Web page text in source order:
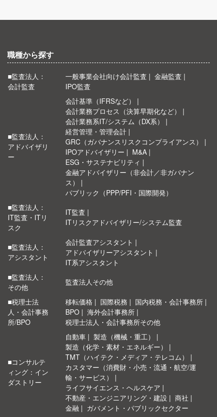
職種から探す
■監査法人：
会計監査
一般事業会社向け会計監査
金融監査
IPO監査
■監査法人：
アドバイザリ
ー
会計基準（IFRSなど）
会計業務プロセス（決算早期化など）
会計業務系IT/システム（DX系）
経営管理・管理会計
GRC（ガバナンスリスクコンプライアンス）
IPOアドバイザリー
M&A
ESG・サステナビリティ
金融アドバイザリー（非会計／非ガバナン
ス）
パブリック（PPP/PFI・国際開発）
■監査法人：
IT監査・ITリ
スク
IT監査
ITリスクアドバイザリー/システム監査
■監査法人：
アシスタント
会計監査アシスタント
アドバイザリーアシスタント
IT系アシスタント
■監査法人：
その他
監査法人その他
■税理士法
人・会計事務
所/BPO
移転価格 国際税務
国内税務・会計事務所
BPO
海外会計事務所
税理士法人・会計事務所その他
■コンサルテ
ィング：イン
ダストリー
自動車
製造（機械・重工）
製造（化学・素材・エネルギー）
TMT（ハイテク・メディア・テレコム）
カスタマー（消費財・小売・流通・航空/運
輸・サービス）
ライフサイエンス・ヘルスケア
不動産・エンジニアリング・建設
商社
金融
ガバメント・パブリックセクター